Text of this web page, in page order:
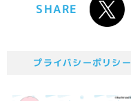
SHARE
プライバシーポリシー